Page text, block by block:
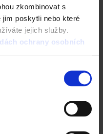
zkombinovat s
poskytli nebo které
jejich služby.
ochrany osobních